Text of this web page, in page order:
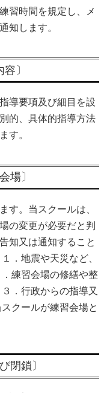
習時間を規定し、メ
知します。
〕
導要項及び細目を設
的、具体的指導方法
す。
場〕
す。当スクールは、
の変更が必要だと判
知又は通知すること
．地震や天災など、
練習会場の修繕や整
．行政からの指導又
クールが練習会場と
閉鎖〕